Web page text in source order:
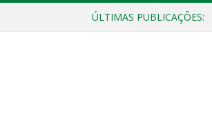
ÚLTIMAS PUBLICAÇÕES: